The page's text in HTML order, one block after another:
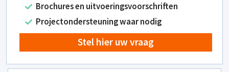
Brochures en uitvoeringsvoorschriften
Projectondersteuning waar nodig
Stel hier uw vraag